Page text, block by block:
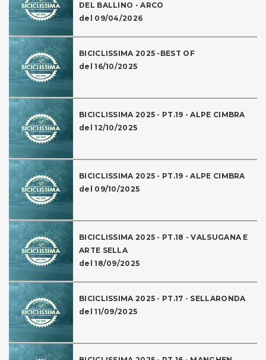
DEL BALLINO - ARCO
del 09/04/2026
BICICLISSIMA 2025 -BEST OF
del 16/10/2025
BICICLISSIMA 2025 - PT.19 - ALPE CIMBRA
del 12/10/2025
BICICLISSIMA 2025 - PT.19 - ALPE CIMBRA
del 09/10/2025
BICICLISSIMA 2025 - PT.18 - VALSUGANA E
ARTE SELLA
del 18/09/2025
BICICLISSIMA 2025 - PT.17 - SELLARONDA
del 11/09/2025